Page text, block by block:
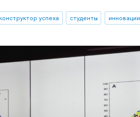
конструктор успеха студенты инновации